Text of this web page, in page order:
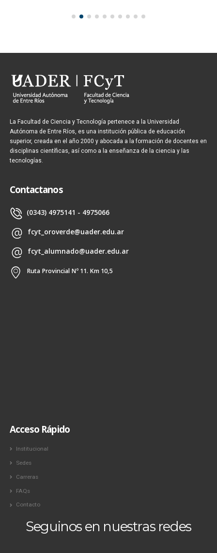
La Facultad de Ciencia y Tecnología pertenece a la Universidad
Autónoma de Entre Ríos, es una institución pública de educación
superior, creada en el año 2000 y abocada a la formación de docentes en
disciplinas científicas, así como a la enseñanza de la ciencia y las
tecnologías.
Contactanos
(0343) 4975141 - 4975066
fcyt_oroverde@uader.edu.ar
fcyt_alumnado@uader.edu.ar
Ruta Provincial Nº 11. Km 10,5
Acceso Rápido
Institucional
Sedes
Carreras
FAQs
Contacto
Seguinos en nuestras redes